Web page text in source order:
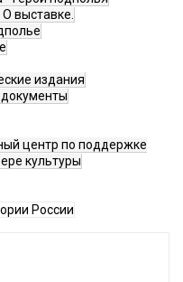
О выставке.
издания
центр по поддержке
культуры
России